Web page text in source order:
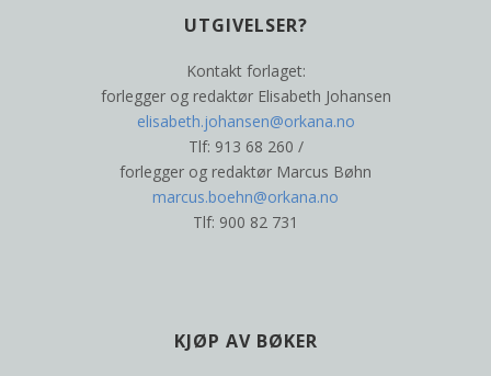
UTGIVELSER?
Kontakt forlaget:
forlegger og redaktør Elisabeth Johansen
elisabeth.johansen@orkana.no
Tlf: 913 68 260 /
forlegger og redaktør Marcus Bøhn
marcus.boehn@orkana.no
Tlf: 900 82 731
KJØP AV BØKER